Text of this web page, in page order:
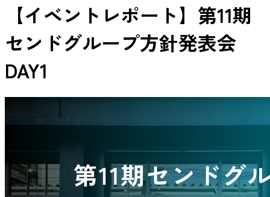
【イベントレポート】第11期
センドグループ方針発表会
DAY1